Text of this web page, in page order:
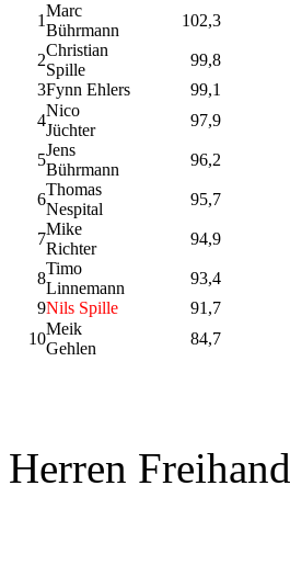
1
Marc
Bührmann
102,3
2
Christian
Spille
99,8
3Fynn Ehlers
99,1
4
Nico
Jüchter
97,9
5
Jens
Bührmann
96,2
6
Thomas
Nespital
95,7
7
Mike
Richter
94,9
8
Timo
Linnemann
93,4
9Nils Spille
91,7
10
Meik
Gehlen
84,7
Herren Freihand